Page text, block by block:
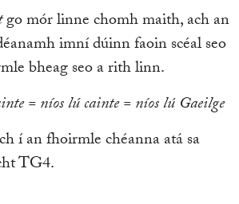
go mór linne chomh maith, ach an
imní dúinn faoin scéal seo
bheag seo a rith linn.
= níos lú cainte = níos lú Gaeilge
í an fhoirmle chéanna atá sa
TG4.